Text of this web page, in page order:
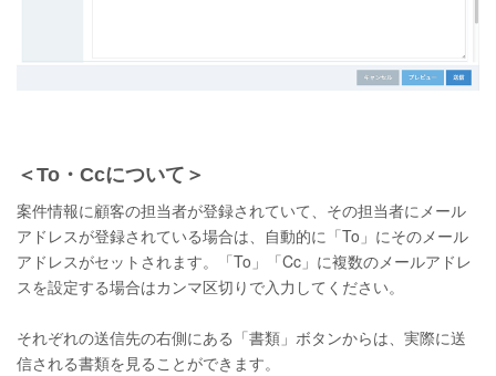
＜To・Ccについて＞
案件情報に顧客の担当者が登録されていて、その担当者にメール
アドレスが登録されている場合は、自動的に「To」にそのメール
アドレスがセットされます。「To」「Cc」に複数のメールアドレ
スを設定する場合はカンマ区切りで入力してください。
それぞれの送信先の右側にある「書類」ボタンからは、実際に送
信される書類を見ることができます。